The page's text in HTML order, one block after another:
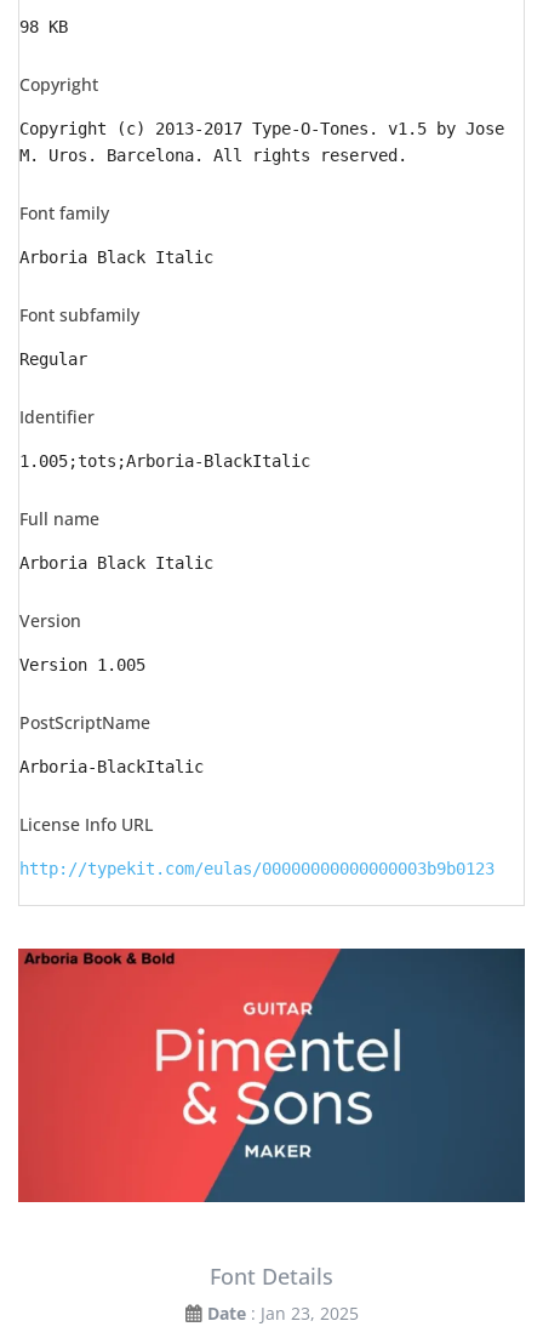
98 KB
Copyright
Copyright (c) 2013-2017 Type-O-Tones. v1.5 by Jose
M. Uros. Barcelona. All rights reserved.
Font family
Arboria Black Italic
Font subfamily
Regular
Identifier
1.005;tots;Arboria-BlackItalic
Full name
Arboria Black Italic
Version
Version 1.005
PostScriptName
Arboria-BlackItalic
License Info URL
http://typekit.com/eulas/00000000000000003b9b0123
Font Details
Date : Jan 23, 2025